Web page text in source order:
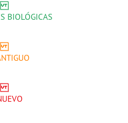
BIOLÓGICAS